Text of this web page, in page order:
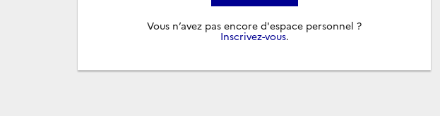
Vous n’avez pas encore d'espace personnel ?
Inscrivez-vous.